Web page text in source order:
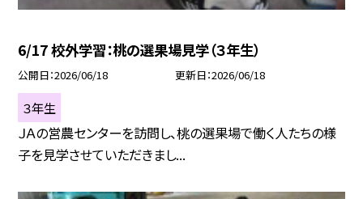
6/17 校外学習：桃の選果場見学（３年生）
公開日 2026/06/18 更新日 2026/06/18
３年生
ＪＡの営農センターを訪問し、桃の選果場で働く人たちの様
子を見学させていただきまし...